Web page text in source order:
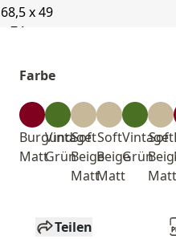
Farbe
Burgund
Matt
Vintage
Grün
Soft
Beige
Matt
Soft
Beige
Matt
Vintage
Grün
Soft
Matt
Teilen